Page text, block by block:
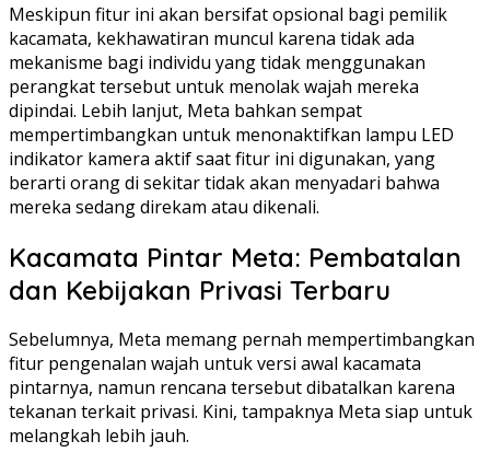
Meskipun fitur ini akan bersifat opsional bagi pemilik
kacamata, kekhawatiran muncul karena tidak ada
mekanisme bagi individu yang tidak menggunakan
perangkat tersebut untuk menolak wajah mereka
dipindai. Lebih lanjut, Meta bahkan sempat
mempertimbangkan untuk menonaktifkan lampu LED
indikator kamera aktif saat fitur ini digunakan, yang
berarti orang di sekitar tidak akan menyadari bahwa
mereka sedang direkam atau dikenali.
Kacamata Pintar Meta: Pembatalan
dan Kebijakan Privasi Terbaru
Sebelumnya, Meta memang pernah mempertimbangkan
fitur pengenalan wajah untuk versi awal kacamata
pintarnya, namun rencana tersebut dibatalkan karena
tekanan terkait privasi. Kini, tampaknya Meta siap untuk
melangkah lebih jauh.